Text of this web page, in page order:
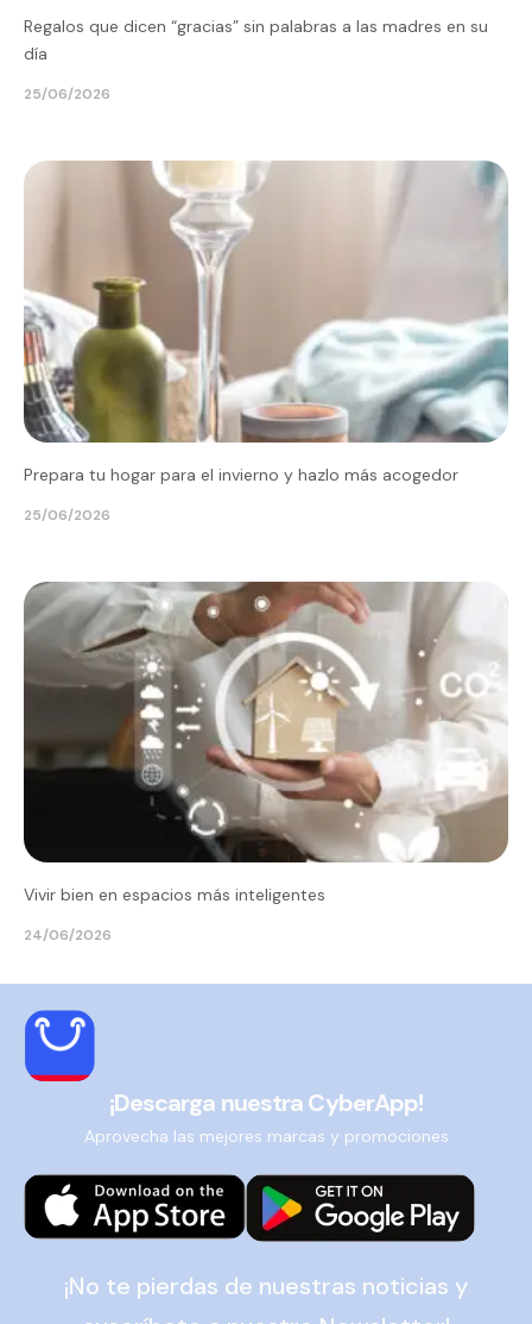
Regalos que dicen “gracias” sin palabras a las madres en su
día
25/06/2026
Prepara tu hogar para el invierno y hazlo más acogedor
25/06/2026
Vivir bien en espacios más inteligentes
24/06/2026
¡Descarga nuestra CyberApp!
Aprovecha las mejores marcas y promociones
¡No te pierdas de nuestras noticias y